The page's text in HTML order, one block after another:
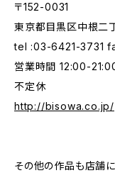
〒152-0031
東京都目黒区中根二
tel :03-6421-3731
営業時間 12:00-
不定休
http://bisowa.co.jp/
その他の作品も店舗に